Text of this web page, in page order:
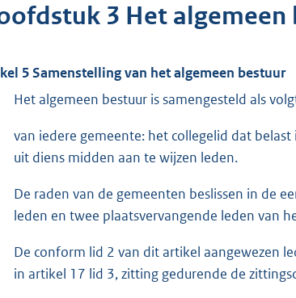
3 Het algemeen
5 Samenstelling van het algemeen bestuur
Het algemeen bestuur is samengesteld als
van iedere gemeente: het collegelid dat
uit diens midden aan te wijzen leden.
De raden van de gemeenten beslissen in de
leden en twee plaatsvervangende leden van
De conform lid 2 van dit artikel aangewezen
in artikel 17 lid 3, zitting gedurende de